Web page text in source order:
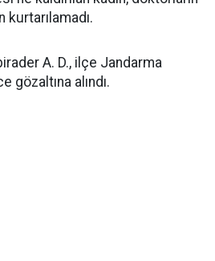
A. D., ilçe Jandarma
gözaltına alındı.